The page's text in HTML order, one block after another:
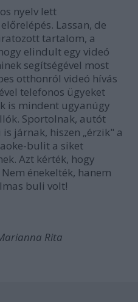
nyelv lett
Lassan, de
tartalom, a
elindult egy videó
segítségével most
otthonról videó hívás
telefonos ügyeket
is mindent ugyanúgy
Sportolnak, autót
járnak, hiszen „érzik" a
bulit a siket
Azt kérték, hogy
énekelték, hanem
buli volt!
Rita